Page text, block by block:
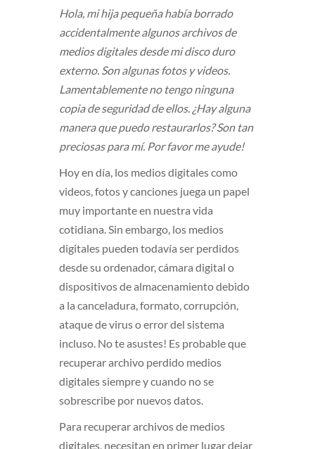
Hola, mi hija pequeña había borrado
accidentalmente algunos archivos de
medios digitales desde mi disco duro
externo. Son algunas fotos y videos.
Lamentablemente no tengo ninguna
copia de seguridad de ellos. ¿Hay alguna
manera que puedo restaurarlos? Son tan
preciosas para mí. Por favor me ayude!
Hoy en día, los medios digitales como
videos, fotos y canciones juega un papel
muy importante en nuestra vida
cotidiana. Sin embargo, los medios
digitales pueden todavía ser perdidos
desde su ordenador, cámara digital o
dispositivos de almacenamiento debido
a la canceladura, formato, corrupción,
ataque de virus o error del sistema
incluso. No te asustes! Es probable que
recuperar archivo perdido medios
digitales siempre y cuando no se
sobrescribe por nuevos datos.
Para recuperar archivos de medios
digitales, necesitan en primer lugar dejar